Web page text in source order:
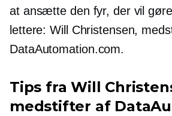
at ansætte den fyr, der vil
lettere: Will Christensen,
DataAutomation.com.
Tips fra Will
medstifter af